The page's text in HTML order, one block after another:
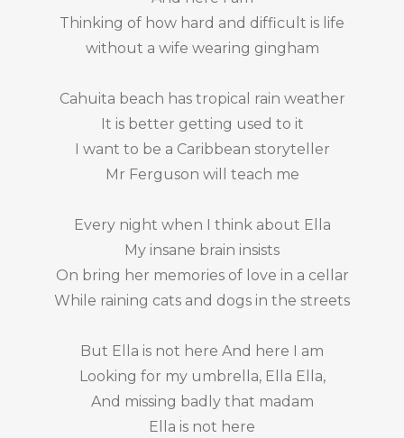
Thinking of how hard and difficult is life
without a wife wearing gingham
Cahuita beach has tropical rain weather
It is better getting used to it
I want to be a Caribbean storyteller
Mr Ferguson will teach me
Every night when I think about Ella
My insane brain insists
On bring her memories of love in a cellar
While raining cats and dogs in the streets
But Ella is not here And here I am
Looking for my umbrella, Ella Ella,
And missing badly that madam
Ella is not here